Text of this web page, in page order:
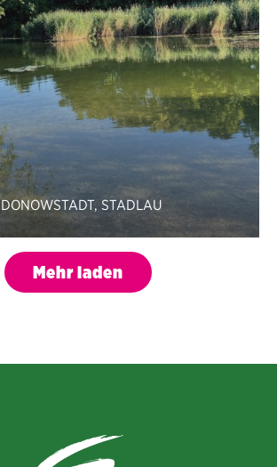
DONOWSTADT, STADLAU
Mehr laden